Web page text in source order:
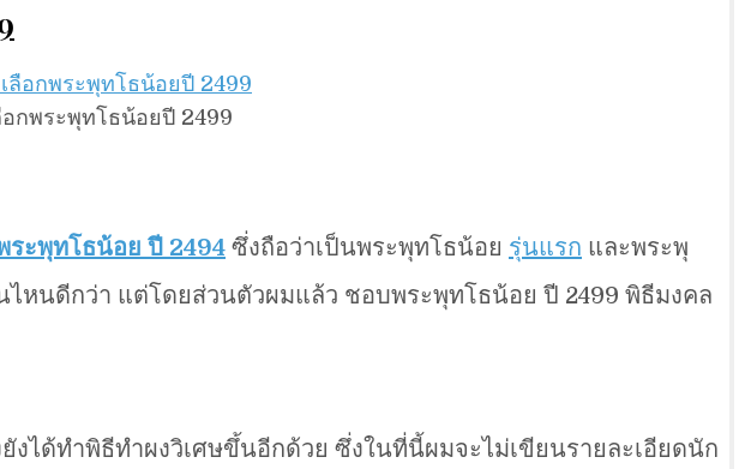
กพระพุทโธน้อยปี 2499
ระพุทโธน้อย ปี 2494 ซึ่งถือว่าเป็นพระพุทโธน้อย รุ่นแรก และพระพุ
ไหนดีกว่า แต่โดยส่วนตัวผมแล้ว ชอบพระพุทโธน้อย ปี 2499 พิธีมงคล
ได้ทำพิธีทำผงวิเศษขึ้นอีกด้วย ซึ่งในที่นี้ผมจะไม่เขียนรายละเอียดนัก